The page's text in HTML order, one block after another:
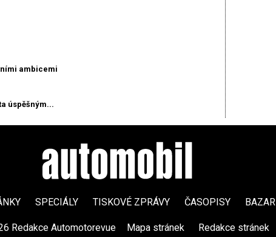
ambicemi
úspěšným...
SPECIÁLY TISKOVÉ ZPRÁVY ČASOPISY BAZAR
Redakce Automotorevue Mapa stránek Redakce stránek